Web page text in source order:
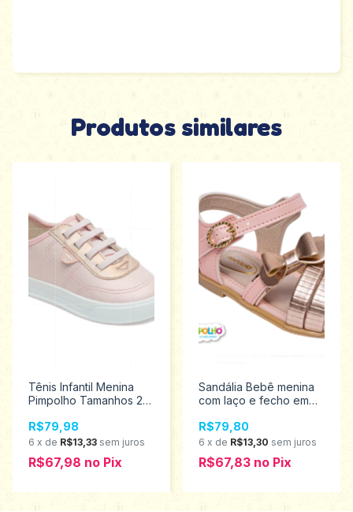
Produtos similares
Tênis Infantil Menina
Pimpolho Tamanhos 22
R$79,98
6 x de R$13,33 sem juros
R$67,98 no Pix
Sandália Bebê menina
com laço e fecho em
0120266
R$79,80
6 x de R$13,30 sem juros
R$67,83 no Pix